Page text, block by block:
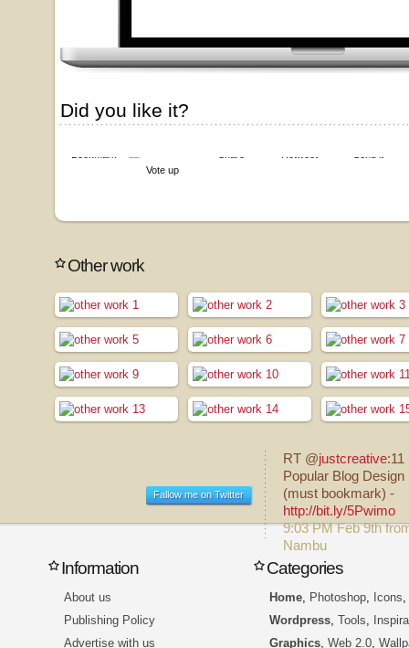
Did you like it?
Vote up
Other work
Fallow me on Twitter
RT @justcreative:11
Popular Blog Design
(must bookmark) -
http://bit.ly/5Pwimo
9:03 PM Feb 9th
Nambu
Information
About us
Publishing Policy
Advertise with us
Categories
Home Photoshop Icons
Wordpress Tools
Graphics Web 2.0